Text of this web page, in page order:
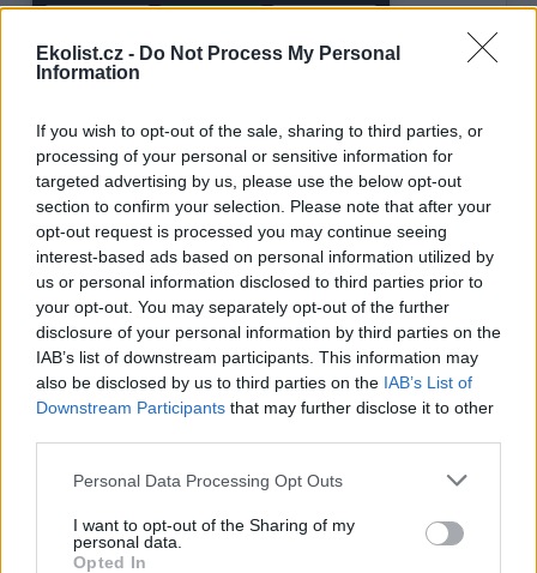
Ekolist.cz - Do Not Process My Personal
Information
If you wish to opt-out of the sale, sharing to third parties, or
processing of your personal or sensitive information for
targeted advertising by us, please use the below opt-out
section to confirm your selection. Please note that after your
opt-out request is processed you may continue seeing
interest-based ads based on personal information utilized by
us or personal information disclosed to third parties prior to
your opt-out. You may separately opt-out of the further
disclosure of your personal information by third parties on the
IAB’s list of downstream participants. This information may
also be disclosed by us to third parties on the IAB’s List of
Downstream Participants that may further disclose it to other
Personal Data Processing Opt Outs
I want to opt-out of the Sharing of my
personal data.
Opted In
tisknout poslat
BEZK využívá agenturní zpravodajství ČTK, která si vyhrazuje
veškerá práva. Publikování nebo další šíření obsahu ze zdrojů ČTK
je výslovně zakázáno bez předchozího písemného souhlasu ze
strany ČTK.
Dále čtěte |
prostředí aktualizovalo
Národní akční plán adaptace
na změnu klimatu
U Mallorky mělo moře přes